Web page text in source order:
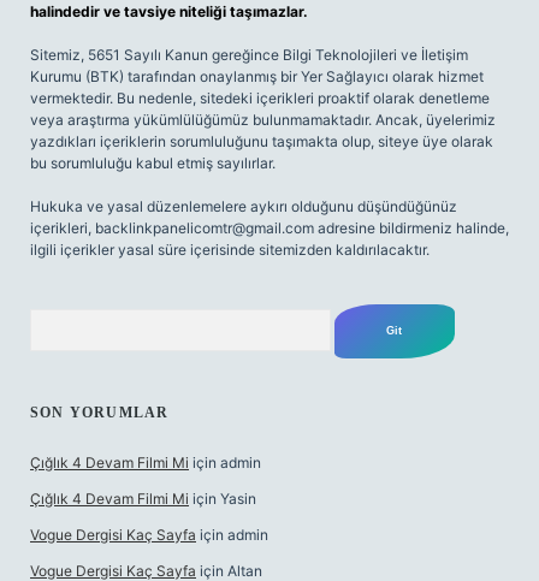
halindedir ve tavsiye niteliği taşımazlar.
Sitemiz, 5651 Sayılı Kanun gereğince Bilgi Teknolojileri ve İletişim
Kurumu (BTK) tarafından onaylanmış bir Yer Sağlayıcı olarak hizmet
vermektedir. Bu nedenle, sitedeki içerikleri proaktif olarak denetleme
veya araştırma yükümlülüğümüz bulunmamaktadır. Ancak, üyelerimiz
yazdıkları içeriklerin sorumluluğunu taşımakta olup, siteye üye olarak
bu sorumluluğu kabul etmiş sayılırlar.
Hukuka ve yasal düzenlemelere aykırı olduğunu düşündüğünüz
içerikleri, backlinkpanelicomtr@gmail.com adresine bildirmeniz halinde,
ilgili içerikler yasal süre içerisinde sitemizden kaldırılacaktır.
SON YORUMLAR
Çığlık 4 Devam Filmi Mi için admin
Çığlık 4 Devam Filmi Mi için Yasin
Vogue Dergisi Kaç Sayfa için admin
Vogue Dergisi Kaç Sayfa için Altan